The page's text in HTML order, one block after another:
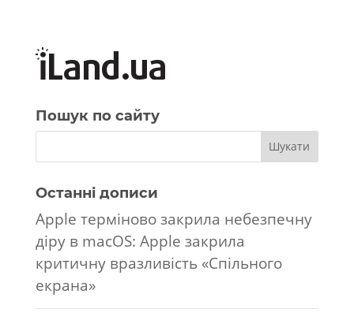
Пошук по сайту
Останні дописи
Apple терміново закрила небезпечну
діру в macOS: Apple закрила
критичну вразливість «Спільного
екрана»